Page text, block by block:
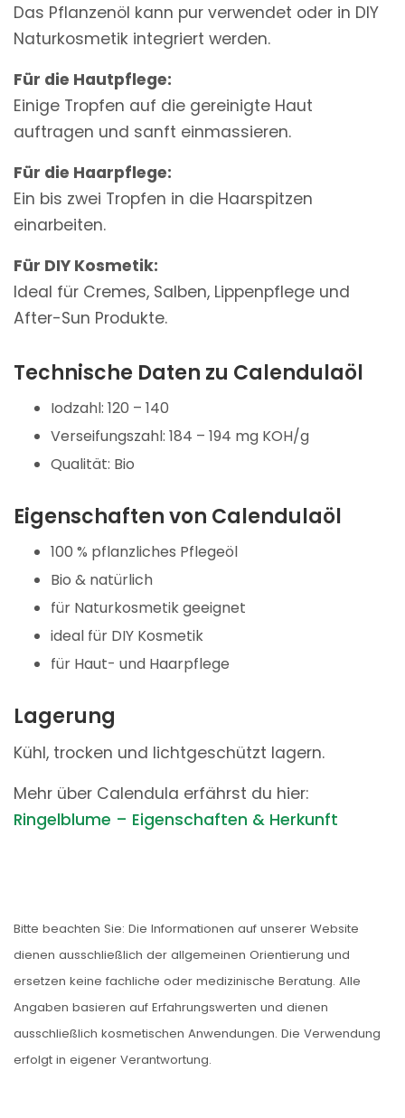
Das Pflanzenöl kann pur verwendet oder in DIY
Naturkosmetik integriert werden.
Für die Hautpflege:
Einige Tropfen auf die gereinigte Haut
auftragen und sanft einmassieren.
Für die Haarpflege:
Ein bis zwei Tropfen in die Haarspitzen
einarbeiten.
Für DIY Kosmetik:
Ideal für Cremes, Salben, Lippenpflege und
After-Sun Produkte.
Technische Daten zu Calendulaöl
Iodzahl: 120 – 140
Verseifungszahl: 184 – 194 mg KOH/g
Qualität: Bio
Eigenschaften von Calendulaöl
100 % pflanzliches Pflegeöl
Bio & natürlich
für Naturkosmetik geeignet
ideal für DIY Kosmetik
für Haut- und Haarpflege
Lagerung
Kühl, trocken und lichtgeschützt lagern.
Mehr über Calendula erfährst du hier:
Ringelblume – Eigenschaften & Herkunft
Bitte beachten Sie: Die Informationen auf unserer Website
dienen ausschließlich der allgemeinen Orientierung und
ersetzen keine fachliche oder medizinische Beratung. Alle
Angaben basieren auf Erfahrungswerten und dienen
ausschließlich kosmetischen Anwendungen. Die Verwendung
erfolgt in eigener Verantwortung.